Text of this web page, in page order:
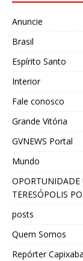
Anuncie
Brasil
Espírito Santo
Interior
Fale conosco
Grande Vitória
GVNEWS Portal
Mundo
OPORTUNIDADE
TERESÓPOLIS
posts
Quem Somos
Repórter